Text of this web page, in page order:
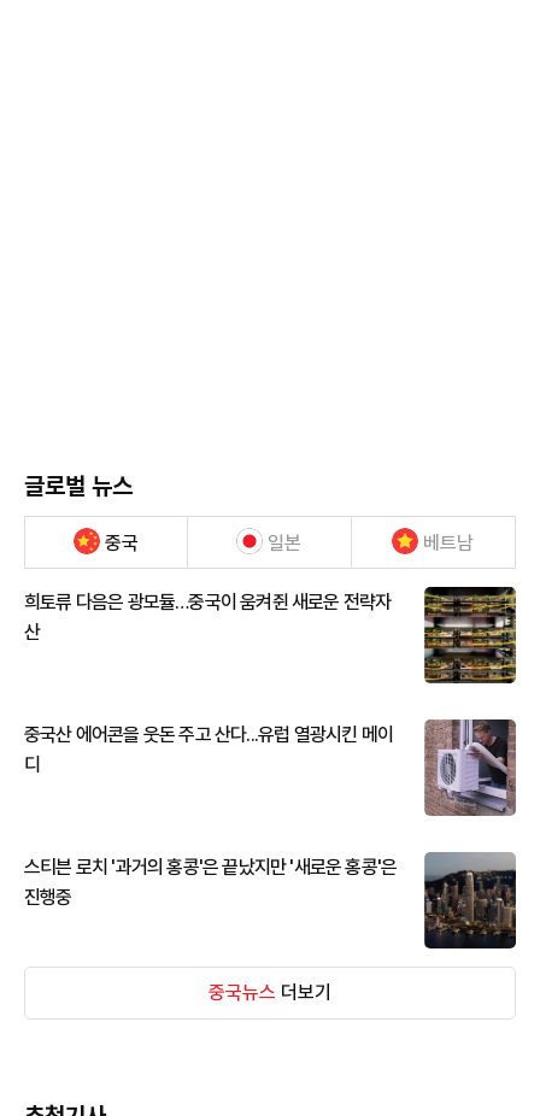
글로벌 뉴스
중국 일본 베트남
희토류 다음은 광모듈…중국이 움켜쥔 새로운 전략자
산
중국산 에어콘을 웃돈 주고 산다...유럽 열광시킨 메이
디
스티븐 로치 '과거의 홍콩'은 끝났지만 '새로운 홍콩'은
진행중
중국뉴스 더보기